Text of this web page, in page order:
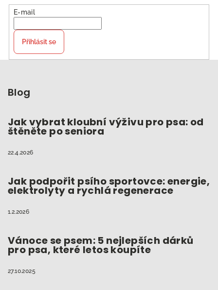
E-mail
Přihlásit se
Blog
Jak vybrat kloubní výživu pro psa: od
štěněte po seniora
22.4.2026
Jak podpořit psího sportovce: energie,
elektrolyty a rychlá regenerace
1.2.2026
Vánoce se psem: 5 nejlepších dárků
pro psa, které letos koupíte
27.10.2025